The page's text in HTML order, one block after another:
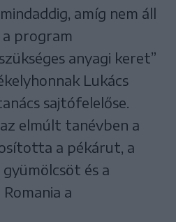
amíg nem áll
program
anyagi keret”
Lukács
sajtófelelőse.
elmúlt tanévben a
a pékárut, a
és a
a